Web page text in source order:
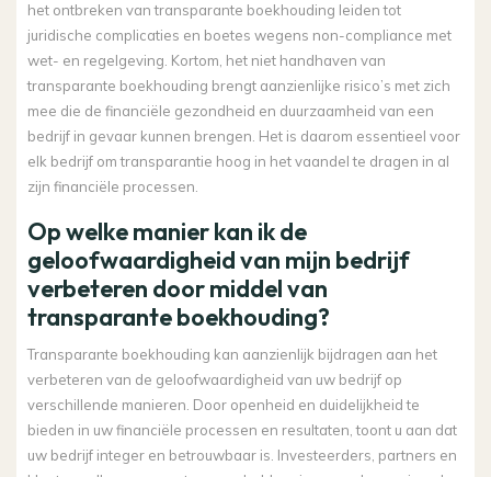
het ontbreken van transparante boekhouding leiden tot
juridische complicaties en boetes wegens non-compliance met
wet- en regelgeving. Kortom, het niet handhaven van
transparante boekhouding brengt aanzienlijke risico’s met zich
mee die de financiële gezondheid en duurzaamheid van een
bedrijf in gevaar kunnen brengen. Het is daarom essentieel voor
elk bedrijf om transparantie hoog in het vaandel te dragen in al
zijn financiële processen.
Op welke manier kan ik de
geloofwaardigheid van mijn bedrijf
verbeteren door middel van
transparante boekhouding?
Transparante boekhouding kan aanzienlijk bijdragen aan het
verbeteren van de geloofwaardigheid van uw bedrijf op
verschillende manieren. Door openheid en duidelijkheid te
bieden in uw financiële processen en resultaten, toont u aan dat
uw bedrijf integer en betrouwbaar is. Investeerders, partners en